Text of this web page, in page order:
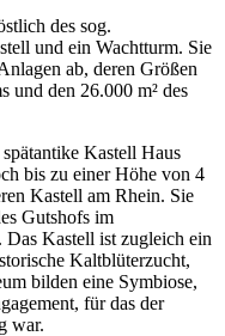
des sog.
und ein Wachtturm. Sie
ab, deren Größen
und den 26.000 m² des
Kastell Haus
bis zu einer Höhe von 4
Kastell am Rhein. Sie
Gutshofs im
Kastell ist zugleich ein
Kaltblüterzucht,
bilden eine Symbiose,
für das der
war.